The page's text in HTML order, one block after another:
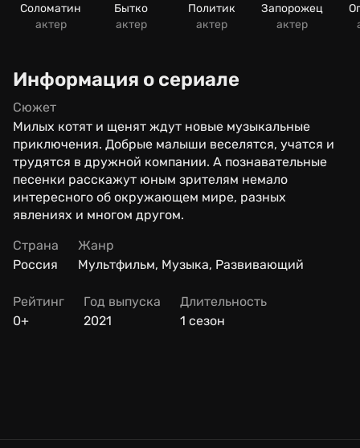
Соломатин
актер
Бытко
актер
Политик
актер
Запорожец
актер
Информация о сериале
Сюжет
Милых котят и щенят ждут новые музыкальные
приключения. Добрые малыши веселятся, учатся и
трудятся в дружной компании. А познавательные
песенки расскажут юным зрителям немало
интересного об окружающем мире, разных
явлениях и многом другом.
Страна
Россия
Жанр
Мультфильм, Музыка, Развивающий
Рейтинг
0+
Год выпуска
2021
Длительность
1 сезон